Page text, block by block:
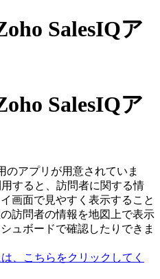
SalesIQア
SalesIQア
のアプリが用意されていま
すると、訪問者に関する情
画面で見やすく表示すること
訪問者の情報を地図上で表示
ュボードで確認したりできま
、こちらをクリックしてく